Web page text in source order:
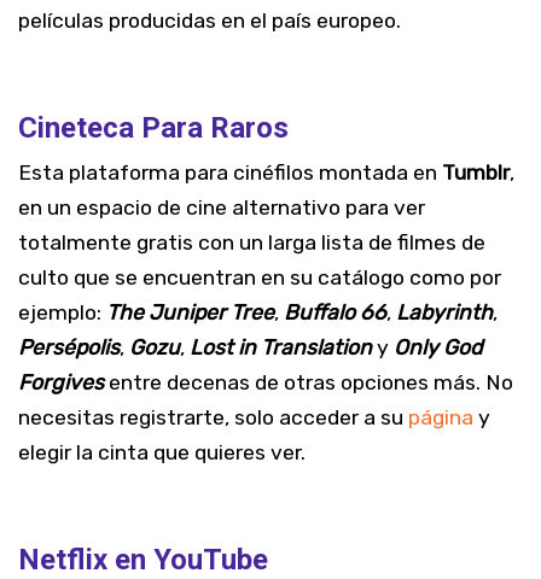
películas producidas en el país europeo.
Cineteca Para Raros
Esta plataforma para cinéfilos montada en Tumblr,
en un espacio de cine alternativo para ver
totalmente gratis con un larga lista de filmes de
culto que se encuentran en su catálogo como por
ejemplo: The Juniper Tree, Buffalo 66, Labyrinth,
Persépolis, Gozu, Lost in Translationy Only God
Forgivesentre decenas de otras opciones más. No
necesitas registrarte, solo acceder a su página y
elegir la cinta que quieres ver.
Netflix en YouTube